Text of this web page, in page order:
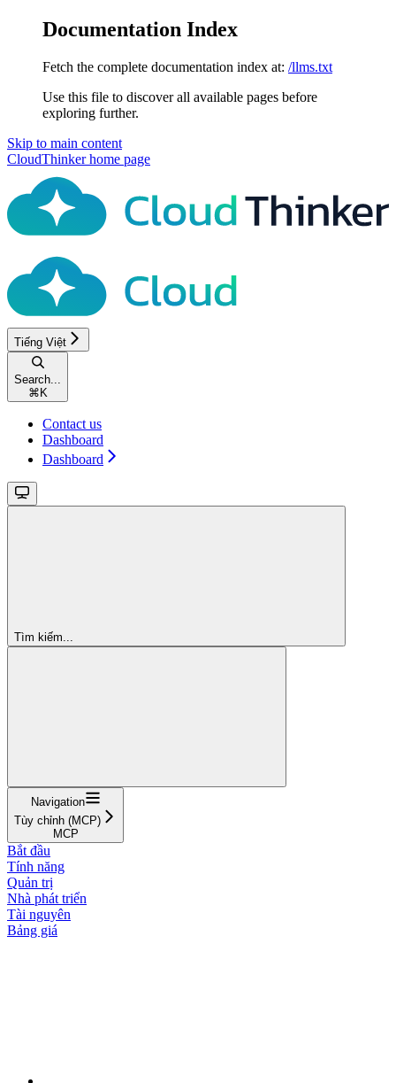
Documentation Index
Fetch the complete documentation index at: /llms.txt
Use this file to discover all available pages before
exploring further.
Skip to main content
CloudThinkerhome page
Tiếng Việt
Search...
⌘K
Contact us
Dashboard
Dashboard
Tìm kiếm...
Navigation
Tùy chỉnh (MCP)
MCP
Bắt đầu
Tính năng
Quản trị
Nhà phát triển
Tài nguyên
Bảng giá